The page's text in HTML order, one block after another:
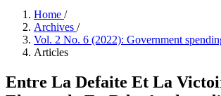
Home /
Archives /
Vol. 2 No. 6 (2022): Government
Articles
Entre La Defaite Et La